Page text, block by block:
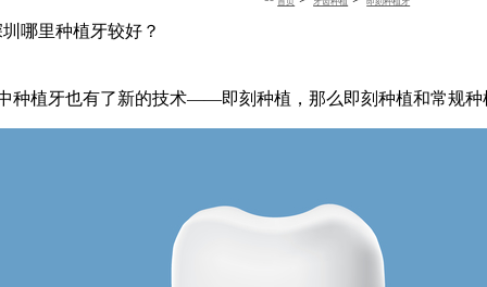
哪里种植牙较好？
种植牙也有了新的技术——即刻种植，那么即刻种植和常规种